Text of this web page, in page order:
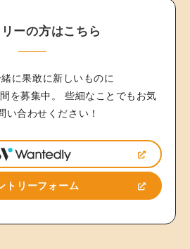
ーの方はこちら
に果敢に新しいものに
を募集中。
些細なことでもお気
い合わせください！
トリーフォーム